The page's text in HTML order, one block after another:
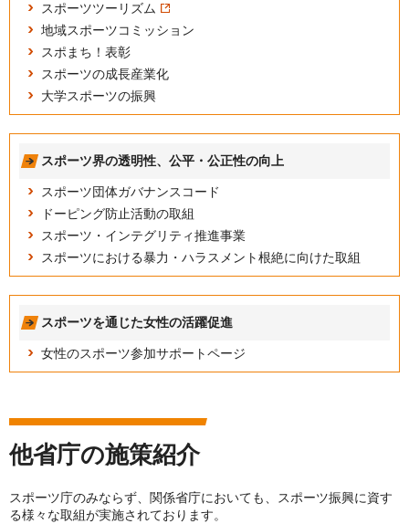
スポーツツーリズム
地域スポーツコミッション
スポまち！表彰
スポーツの成長産業化
大学スポーツの振興
スポーツ界の透明性、公平・公正性の向上
スポーツ団体ガバナンスコード
ドーピング防止活動の取組
スポーツ・インテグリティ推進事業
スポーツにおける暴力・ハラスメント根絶に向けた取組
スポーツを通じた女性の活躍促進
女性のスポーツ参加サポートページ
他省庁の施策紹介
スポーツ庁のみならず、関係省庁においても、スポーツ振興に資す
る様々な取組が実施されております。